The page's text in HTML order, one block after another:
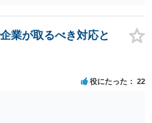
にハードルが高いです。 解雇が
度にもよりますが、顧問弁護士
能力不足の程度が解雇を有効と
思います。 例えば、無断欠勤を
場合には一発で解雇した場合で
が、たしかに能力不足のみの場
わざるを得ません。 なお、懲戒
出勤停止等解雇よりも軽い処分
業が取るべき対応と
役にたった 22